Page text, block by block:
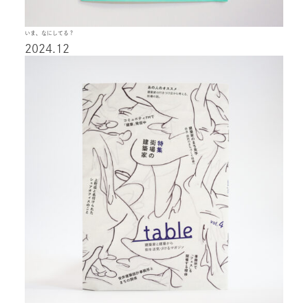
いま、なにしてる？
2024.12